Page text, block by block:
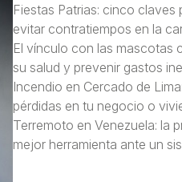
Fiestas Patrias: cinco claves
evitar contratiempos en la
El vínculo con las mascotas
su salud y prevenir gastos
Incendio en Cercado de
pérdidas en tu negocio o
Terremoto en Venezuela: la
mejor herramienta ante un